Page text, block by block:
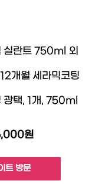
실란트 750ml 외
개월 세라믹코팅
광택, 1개, 750ml
원
트 방문